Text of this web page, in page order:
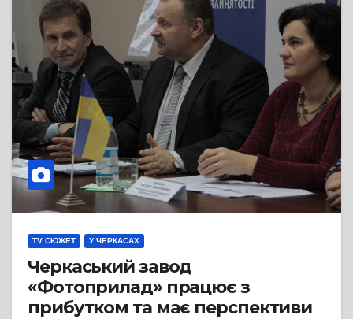
TV СЮЖЕТ У ЧЕРКАСАХ
Черкаський завод
«Фотоприлад» працює з
прибутком та має перспективи